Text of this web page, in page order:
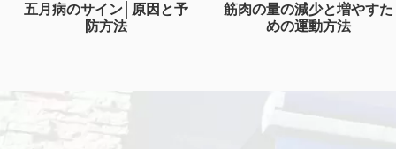
五月病のサイン│原因と予
防方法
筋肉の量の減少と増やすた
めの運動方法